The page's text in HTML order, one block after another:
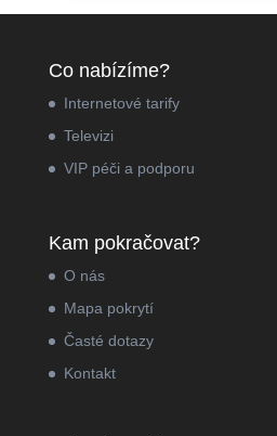
Co nabízíme?
Internetové tarify
Televizi
VIP péči a podporu
Kam pokračovat?
O nás
Mapa pokrytí
Časté dotazy
Kontakt